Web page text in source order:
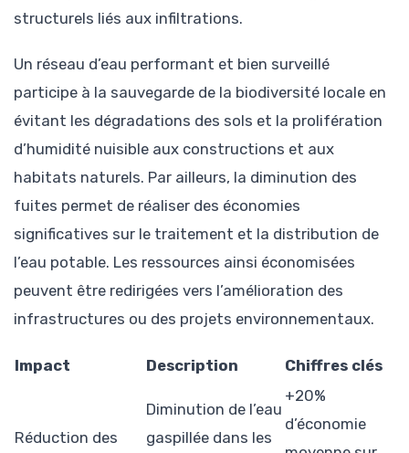
structurels liés aux infiltrations.
Un réseau d’eau performant et bien surveillé
participe à la sauvegarde de la biodiversité locale en
évitant les dégradations des sols et la prolifération
d’humidité nuisible aux constructions et aux
habitats naturels. Par ailleurs, la diminution des
fuites permet de réaliser des économies
significatives sur le traitement et la distribution de
l’eau potable. Les ressources ainsi économisées
peuvent être redirigées vers l’amélioration des
infrastructures ou des projets environnementaux.
Impact Description Chiffres clés
Réduction des
Diminution de l’eau
gaspillée dans les
+20%
d’économie